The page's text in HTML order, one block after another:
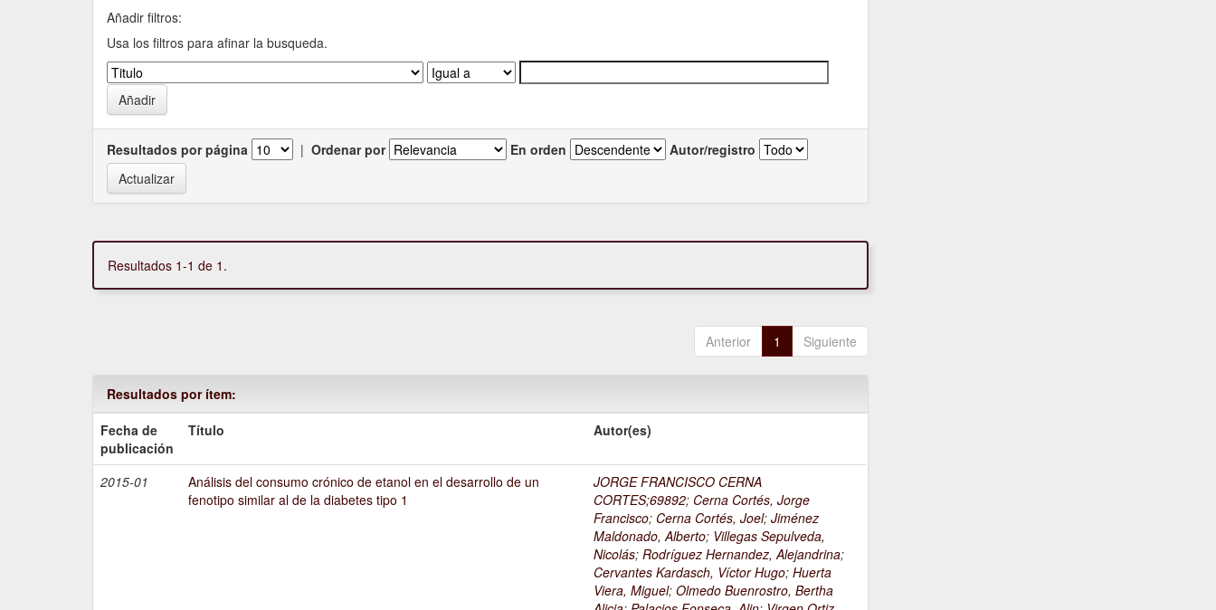
Añadir filtros:
Usa los filtros para afinar la busqueda.
Resultados por página | Ordenar por En orden Autor/registro
Resultados 1-1 de 1.
Anterior 1 Siguiente
Resultados por ítem:
Fecha de
publicación
Título Autor(es)
2015-01
Análisis del consumo crónico de etanol en el desarrollo de un
fenotipo similar al de la diabetes tipo 1
JORGE FRANCISCO CERNA
CORTES;69892; Cerna Cortés, Jorge
Francisco; Cerna Cortés, Joel;Jiménez
Maldonado, Alberto; Villegas Sepulveda,
Nicolás;Rodríguez Hernandez, Alejandrina;
Cervantes Kardasch, Víctor Hugo;Huerta
Viera, Miguel;Olmedo Buenrostro, Bertha